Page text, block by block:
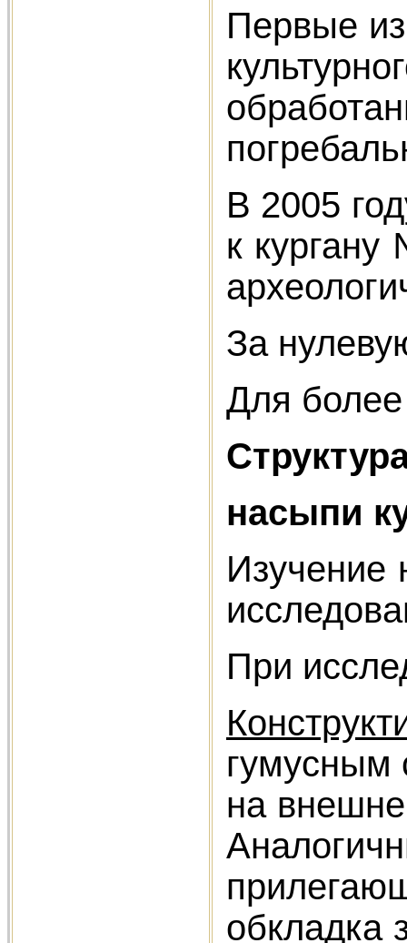
Первые
В 2005
к
За
Для более
насыпи
Изучение
При
гумусным
на
обкладка